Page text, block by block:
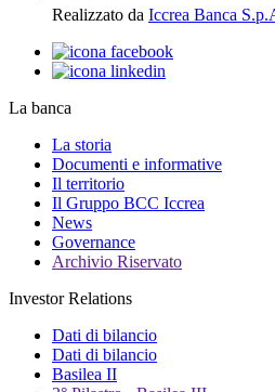
Realizzato da Iccrea Banca
La banca
La storia
Documenti e informative
Il territorio
Il Gruppo BCC Iccrea
News
Governance
Archivio Riservato
Investor Relations
Dati di bilancio
Dati di bilancio
Basilea II